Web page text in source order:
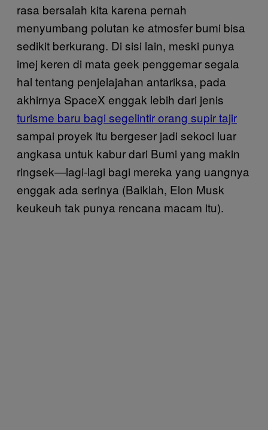
rasa bersalah kita karena pernah
menyumbang polutan ke atmosfer bumi bisa
sedikit berkurang. Di sisi lain, meski punya
imej keren di mata geek penggemar segala
hal tentang penjelajahan antariksa, pada
akhirnya SpaceX enggak lebih dari jenis
turisme baru bagi segelintir orang supir tajir
sampai proyek itu bergeser jadi sekoci luar
angkasa untuk kabur dari Bumi yang makin
ringsek—lagi-lagi bagi mereka yang uangnya
enggak ada serinya (Baiklah, Elon Musk
keukeuh tak punya rencana macam itu).